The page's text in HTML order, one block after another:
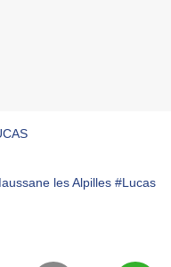
les Alpilles #Lucas